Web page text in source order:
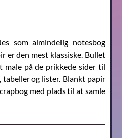
som almindelig notesbog
er den mest klassiske. Bullet
male på de prikkede sider til
og lister. Blankt papir
med plads til at samle